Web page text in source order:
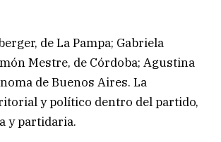
de La Pampa; Gabriela
Mestre, de Córdoba; Agustina
de Buenos Aires. La
y político dentro del partido,
y partidaria.